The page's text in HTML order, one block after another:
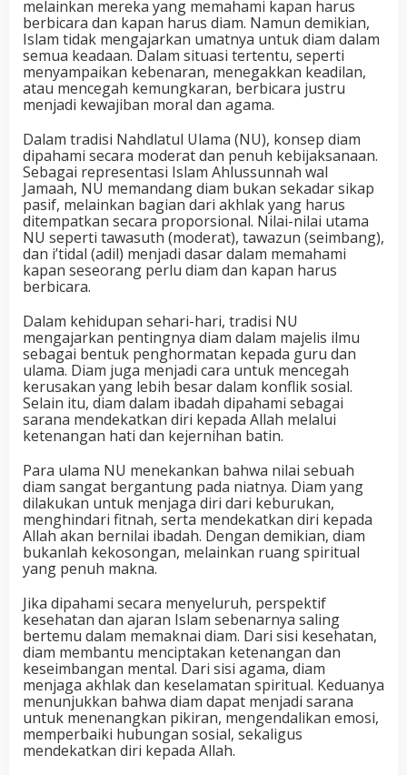
melainkan mereka yang memahami kapan harus
berbicara dan kapan harus diam. Namun demikian,
Islam tidak mengajarkan umatnya untuk diam dalam
semua keadaan. Dalam situasi tertentu, seperti
menyampaikan kebenaran, menegakkan keadilan,
atau mencegah kemungkaran, berbicara justru
menjadi kewajiban moral dan agama.
Dalam tradisi Nahdlatul Ulama (NU), konsep diam
dipahami secara moderat dan penuh kebijaksanaan.
Sebagai representasi Islam Ahlussunnah wal
Jamaah, NU memandang diam bukan sekadar sikap
pasif, melainkan bagian dari akhlak yang harus
ditempatkan secara proporsional. Nilai-nilai utama
NU seperti tawasuth (moderat), tawazun (seimbang),
dan i’tidal (adil) menjadi dasar dalam memahami
kapan seseorang perlu diam dan kapan harus
berbicara.
Dalam kehidupan sehari-hari, tradisi NU
mengajarkan pentingnya diam dalam majelis ilmu
sebagai bentuk penghormatan kepada guru dan
ulama. Diam juga menjadi cara untuk mencegah
kerusakan yang lebih besar dalam konflik sosial.
Selain itu, diam dalam ibadah dipahami sebagai
sarana mendekatkan diri kepada Allah melalui
ketenangan hati dan kejernihan batin.
Para ulama NU menekankan bahwa nilai sebuah
diam sangat bergantung pada niatnya. Diam yang
dilakukan untuk menjaga diri dari keburukan,
menghindari fitnah, serta mendekatkan diri kepada
Allah akan bernilai ibadah. Dengan demikian, diam
bukanlah kekosongan, melainkan ruang spiritual
yang penuh makna.
Jika dipahami secara menyeluruh, perspektif
kesehatan dan ajaran Islam sebenarnya saling
bertemu dalam memaknai diam. Dari sisi kesehatan,
diam membantu menciptakan ketenangan dan
keseimbangan mental. Dari sisi agama, diam
menjaga akhlak dan keselamatan spiritual. Keduanya
menunjukkan bahwa diam dapat menjadi sarana
untuk menenangkan pikiran, mengendalikan emosi,
memperbaiki hubungan sosial, sekaligus
mendekatkan diri kepada Allah.